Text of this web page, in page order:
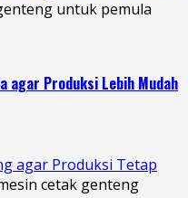
agar Produksi Lebih Mudah
agar Produksi Tetap